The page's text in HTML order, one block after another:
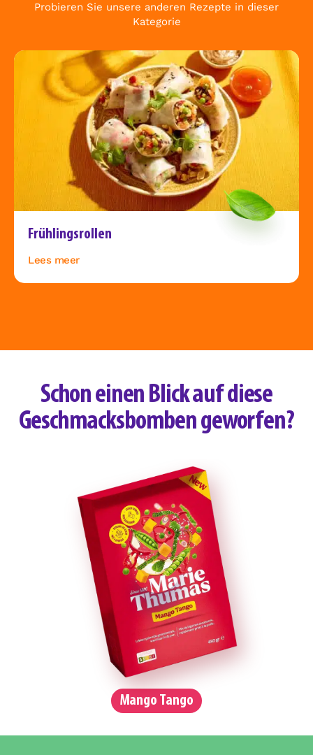
Probieren Sie unsere anderen Rezepte in dieser
Kategorie
Frühlingsrollen
Lees meer
Schon einen Blick auf diese
Geschmacksbomben geworfen?
Mango Tango